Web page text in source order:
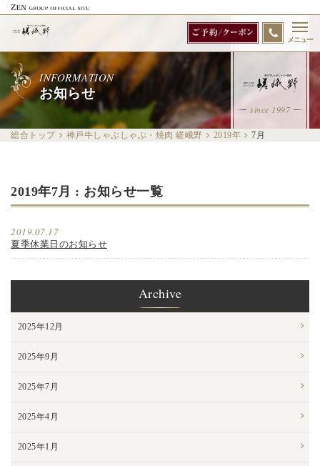
メニュー
since 1997
INFORMATION
お知らせ
総合トップ 神戸牛しゃぶしゃぶ・焼肉 嵯峨野 2019年 7 月
2019年7月 : お知らせ一覧
2019.07.17
夏季休業日のお知らせ
Archive
2025年12月
2025年9月
2025年7月
2025年4月
2025年1月